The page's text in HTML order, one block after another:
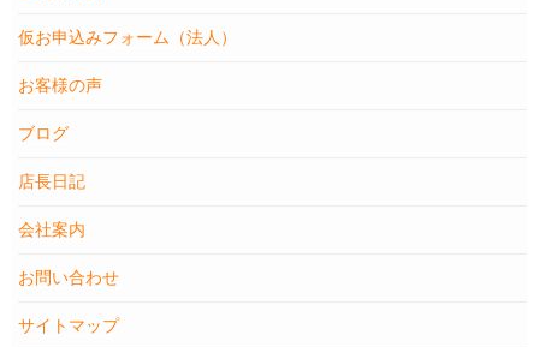
仮お申込みフォーム（法人）
お客様の声
ブログ
店長日記
会社案内
お問い合わせ
サイトマップ